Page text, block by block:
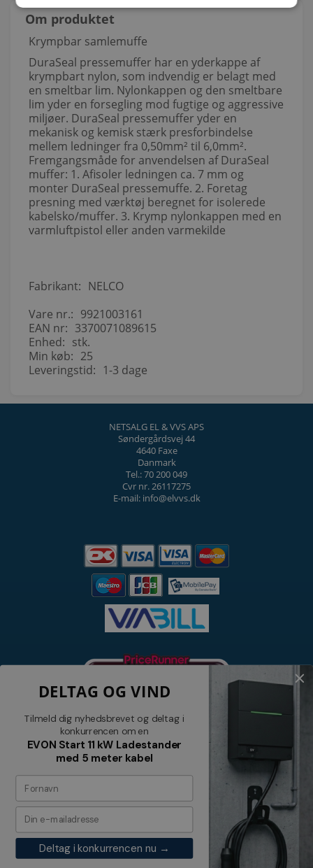
Om produktet
Krympbar samlemuffe
DuraSeal pressemuffer har en yderkappe af
krympbart nylon, som indvendig er belagt med
en smeltbar lim. Nylonkappen og den smeltbare
lim yder en forsegling mod fugtige og aggressive
miljøer. DuraSeal pressemuffer yder en
mekanisk og kemisk stærk presforbindelse
mellem ledninger fra 0,50mm² til 6,0mm².
Fremgangsmåde for anvendelsen af DuraSeal
muffer: 1. Afisoler ledningen ca. 7 mm og
monter DuraSeal pressemuffe. 2. Foretag
presning med værktøj beregnet for isolerede
kabelsko/muffer. 3. Krymp nylonkappen med en
varmluftpistol eller anden varmekilde
Fabrikant: NELCO
Vare nr.: 9921003161
EAN nr: 3370071089615
Enhed: stk.
Min køb: 25
Leveringstid: 1-3 dage
NETSALG EL & VVS APS
Søndergårdsvej 44
4640 Faxe
Danmark
Tel.: 70 200 049
Cvr nr. 26117275
E-mail: info@elvvs.dk
Nyhedsbrev
Tilmeld dig vores nyhedsbrev og
modtag relevante tilbud og nyheder
Tilmeld
DELTAG OG VIND
Tilmeld dig nyhedsbrevet og deltag i
konkurrencen om en
EVON Start 11 kW Ladestander
med 5 meter kabel
Deltag i konkurrencen nu →